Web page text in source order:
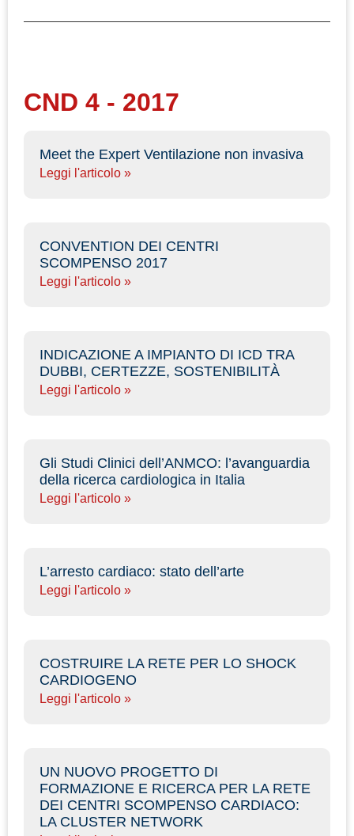
CND 4 - 2017
Meet the Expert Ventilazione non invasiva
Leggi l'articolo »
CONVENTION DEI CENTRI
SCOMPENSO 2017
Leggi l'articolo »
INDICAZIONE A IMPIANTO DI ICD TRA
DUBBI, CERTEZZE, SOSTENIBILITÀ
Leggi l'articolo »
Gli Studi Clinici dell’ANMCO: l’avanguardia
della ricerca cardiologica in Italia
Leggi l'articolo »
L’arresto cardiaco: stato dell’arte
Leggi l'articolo »
COSTRUIRE LA RETE PER LO SHOCK
CARDIOGENO
Leggi l'articolo »
UN NUOVO PROGETTO DI
FORMAZIONE E RICERCA PER LA RETE
DEI CENTRI SCOMPENSO CARDIACO:
LA CLUSTER NETWORK